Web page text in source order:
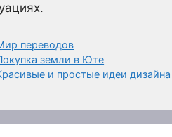
переводов
земли в Юте
и простые идеи